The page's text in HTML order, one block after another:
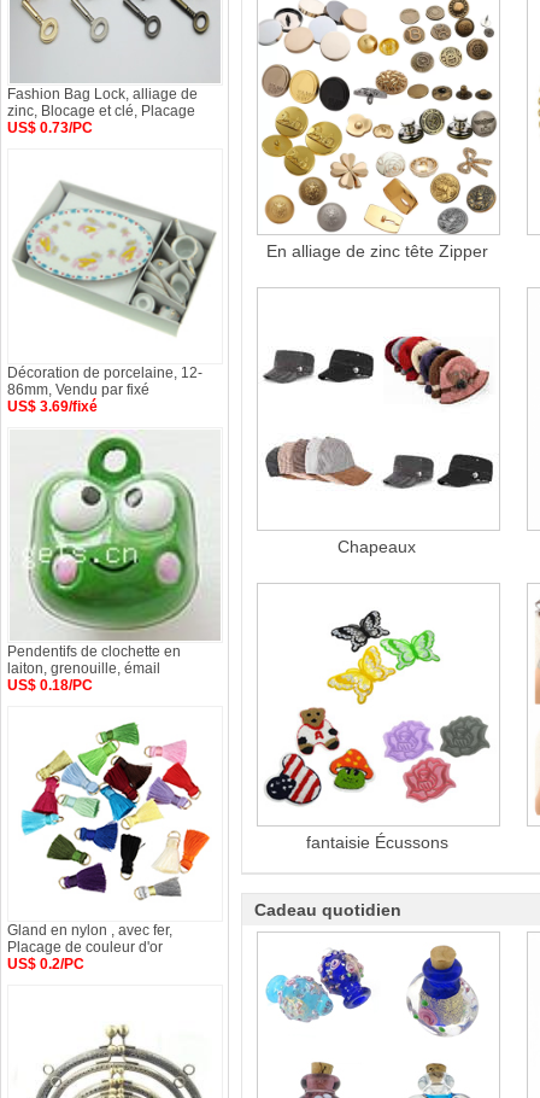
En alliage de zinc tête Zipper
Chapeaux
fantaisie Écussons
Cadeau quotidien
Fashion Bag Lock, alliage de
zinc, Blocage et clé, Placage
US$ 0.73/PC
Décoration de porcelaine, 12-
86mm, Vendu par fixé
US$ 3.69/fixé
Pendentifs de clochette en
laiton, grenouille, émail
US$ 0.18/PC
Gland en nylon , avec fer,
Placage de couleur d'or
US$ 0.2/PC